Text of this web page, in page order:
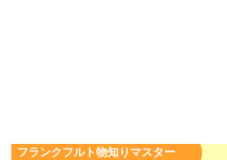
フランクフルト物知りマスター